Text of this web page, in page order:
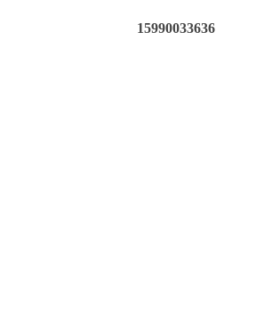
15990033636